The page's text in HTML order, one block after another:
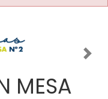
MESA